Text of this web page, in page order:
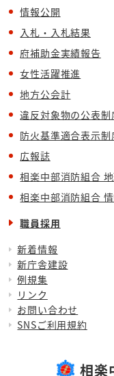
情報公開
入札・入札結果
府補助金実績報告
女性活躍推進
地方公会計
違反対象物の公表制
防火基準適合表示制
広報誌
相楽中部消防組合
相楽中部消防組合
職員採用
新着情報
新庁舎建設
例規集
リンク
お問い合わせ
SNSご利用規約
相楽